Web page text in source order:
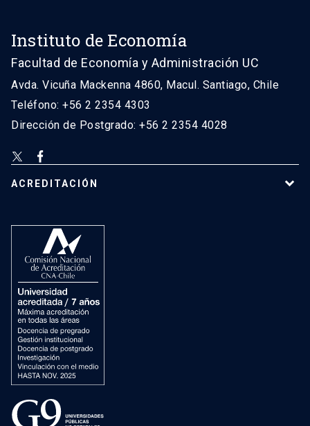
Instituto de Economía
Facultad de Economía y Administración UC
Avda. Vicuña Mackenna 4860, Macul. Santiago, Chile
Teléfono: +56 2 2354 4303
Dirección de Postgrado: +56 2 2354 4028
ACREDITACIÓN